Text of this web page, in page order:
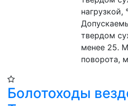
нагрузкой,
твердом
менее 25.
поворота,
Болотоходы